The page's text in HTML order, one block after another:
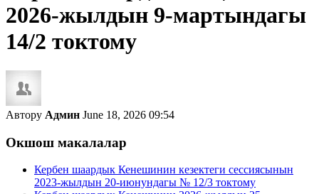
2026-жылдын 9-мартындагы
14/2 токтому
Автору Админ June 18, 2026 09:54
Окшош макалалар
Кербен шаардык Кенешинин кезектеги сессиясынын
2023-жылдын 20-июнундагы № 12/3 токтому